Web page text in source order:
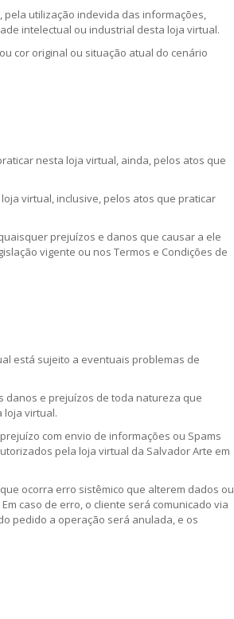
utilização indevida das informações,
intelectual ou industrial desta loja virtual.
cor original ou situação atual do cenário
nesta loja virtual, ainda, pelos atos que
virtual, inclusive, pelos atos que praticar
quaisquer prejuízos e danos que causar a ele
vigente ou nos Termos e Condições de
está sujeito a eventuais problemas de
danos e prejuízos de toda natureza que
loja virtual.
com envio de informações ou Spams
pela loja virtual da Salvador Arte em
ocorra erro sistêmico que alterem dados ou
caso de erro, o cliente será comunicado via
pedido a operação será anulada, e os